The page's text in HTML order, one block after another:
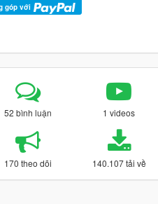
góp với
52 bình luận 1 videos
170 theo dõi 140.107 tải về